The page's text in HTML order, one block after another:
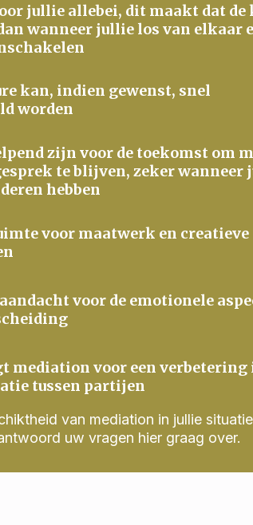
jullie allebei, dit maakt dat de
wanneer jullie los van elkaar
kan, indien gewenst, snel
worden
zijn voor de toekomst om
te blijven, zeker wanneer
hebben
voor maatwerk en creatieve
voor de emotionele
mediation voor een verbetering
tussen partijen
van mediation in jullie
uw vragen hier graag over.